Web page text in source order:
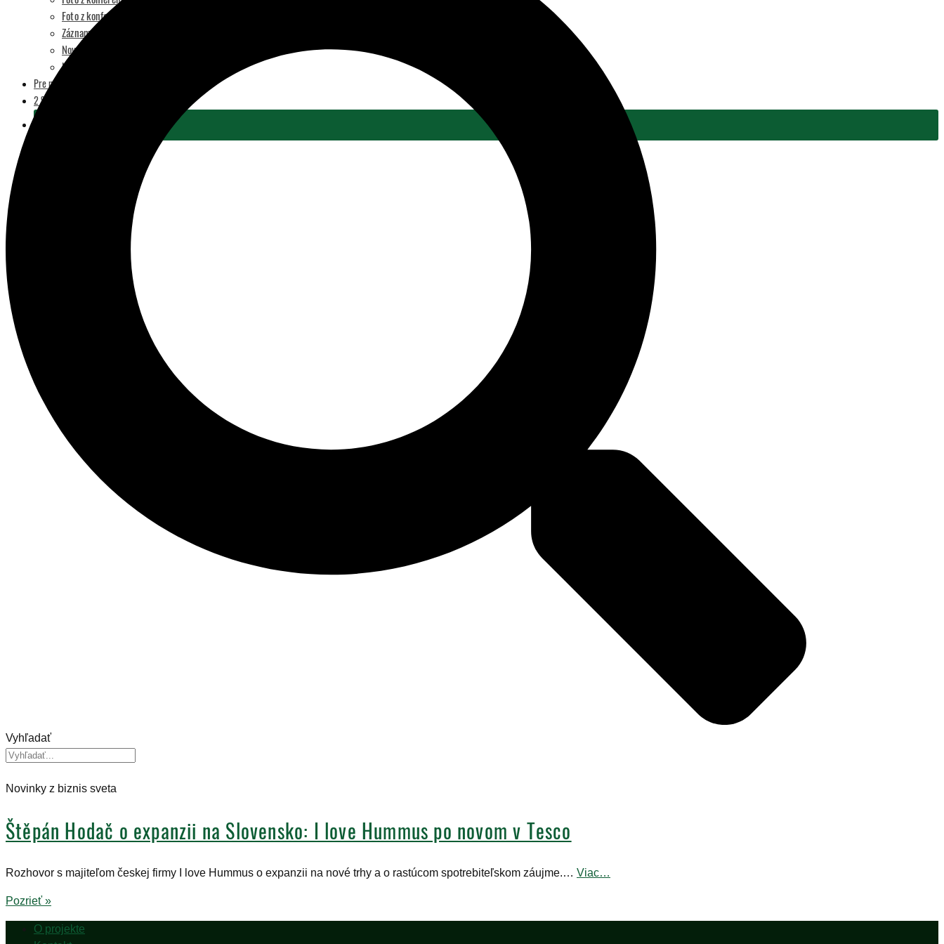
Foto z konferencie Plant-Powered Perspectives 2022
Záznam z konferencie Plant-Powered Perspectives 2021
Novinky
Nákup tovaru
Pre médiá
2 % Z DANÍ
Vyhľadať
Novinky z biznis sveta
Štěpán Hodač o expanzii na Slovensko: I love Hummus po novom v Tesco
Rozhovor s majiteľom českej firmy I love Hummus o expanzii na nové trhy a o rastúcom spotrebiteľskom záujme.… Viac…
Pozrieť »
O projekte